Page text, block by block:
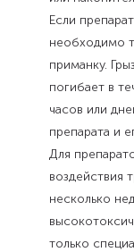
Если
необходимо
приманку.
погибает в
часов или
препарата и
Для
воздействия
несколько
только